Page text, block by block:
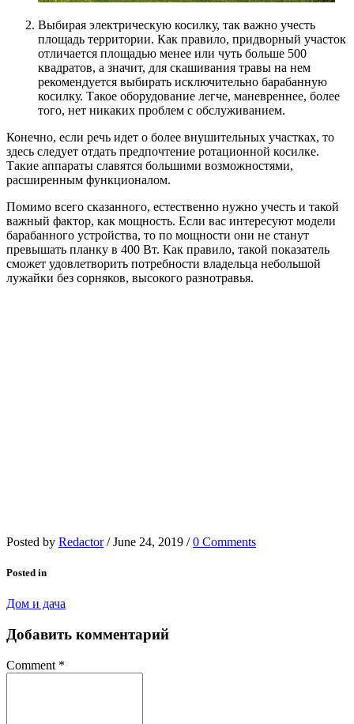
Выбирая электрическую косилку, так важно учесть
площадь территории. Как правило, придворный участок
отличается площадью менее или чуть больше 500
квадратов, а значит, для скашивания травы на нем
рекомендуется выбирать исключительно барабанную
косилку. Такое оборудование легче, маневреннее, более
того, нет никаких проблем с обслуживанием.
Конечно, если речь идет о более внушительных участках, то
здесь следует отдать предпочтение ротационной косилке.
Такие аппараты славятся большими возможностями,
расширенным функционалом.
Помимо всего сказанного, естественно нужно учесть и такой
важный фактор, как мощность. Если вас интересуют модели
барабанного устройства, то по мощности они не станут
превышать планку в 400 Вт. Как правило, такой показатель
сможет удовлетворить потребности владельца небольшой
лужайки без сорняков, высокого разнотравья.
Posted by Redactor / June 24, 2019 / 0 Comments
Posted in
Дом и дача
Добавить комментарий
Comment *